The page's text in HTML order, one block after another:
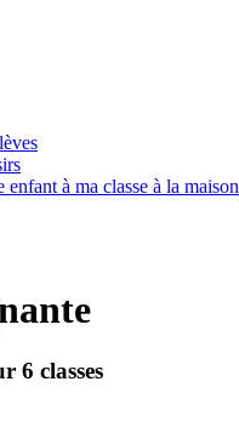
à ma classe à la maison
6 classes